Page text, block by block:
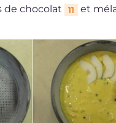
de chocolat
11 et